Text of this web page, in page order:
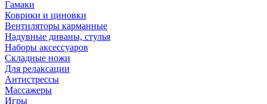
Гамаки
Коврики и циновки
Вентиляторы карманные
Надувные диваны, стулья
Наборы аксессуаров
Складные ножи
Для релаксации
Антистрессы
Массажеры
Игры